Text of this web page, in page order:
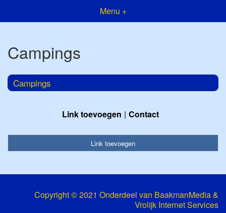
Menu +
Campings
Campings
Link toevoegen Contact
Link toevoegen
Copyright © 2021 Onderdeel van BaakmanMedia&
Vrolijk Internet Services